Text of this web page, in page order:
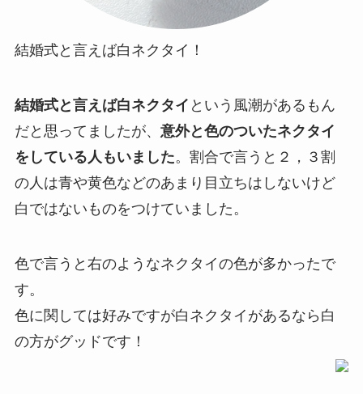
結婚式と言えば白ネクタイ！
結婚式と言えば白ネクタイ という風潮があるもん
だと思ってましたが、 意外と色のついたネクタイ
をしている人もいました。 割合で言うと２，３割
の人は青や黄色などのあまり目立ちはしないけど
白ではないものをつけていました。
色で言うと右のようなネクタイの色が多かったで
す。
色に関しては好みですが白ネクタイがあるなら白
の方がグッドです！